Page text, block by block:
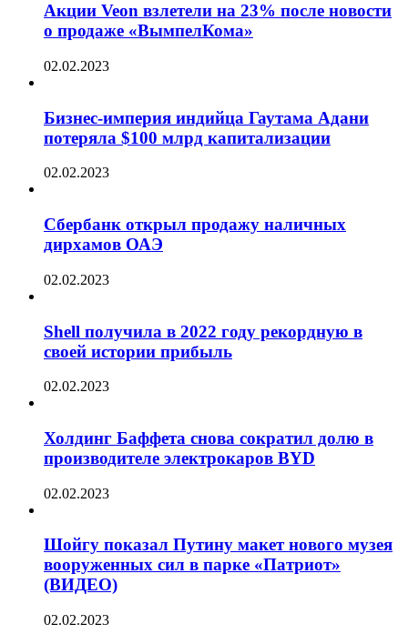
Акции Veon взлетели на 23% после новости
о продаже «ВымпелКома»
02.02.2023
Бизнес-империя индийца Гаутама Адани
потеряла $100 млрд капитализации
02.02.2023
Сбербанк открыл продажу наличных
дирхамов ОАЭ
02.02.2023
Shell получила в 2022 году рекордную в
своей истории прибыль
02.02.2023
Холдинг Баффета снова сократил долю в
производителе электрокаров BYD
02.02.2023
Шойгу показал Путину макет нового музея
вооруженных сил в парке «Патриот»
(ВИДЕО)
02.02.2023